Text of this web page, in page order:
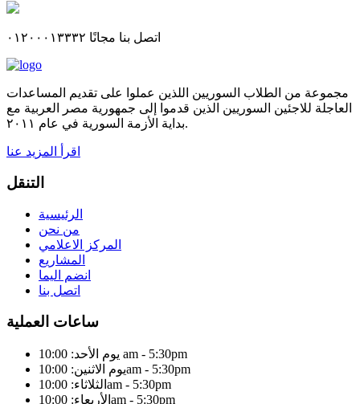
اتصل بنا مجانًا ٠١٢٠٠٠١٣٣٣٢
مجموعة من الطلاب السوريين اللذين عملوا على تقديم المساعدات
العاجلة للاجئين السوريين الذين قدموا إلى جمهورية مصر العربية مع
بداية الأزمة السورية في عام ٢٠١١.
اقرأ المزيد عنا
التنقل
الرئيسية
من نحن
المركز الاعلامي
المشاريع
انضم اليما
اتصل بنا
ساعات العملية
يوم الأحد: 10:00 am - 5:30pm
يوم الاثنين: 10:00am - 5:30pm
الثلاثاء: 10:00am - 5:30pm
الأربعاء: 10:00am - 5:30pm